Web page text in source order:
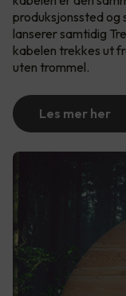
produksjonssted og
lanserer samtidig
kabelen trekkes ut
uten trommel.
Les mer her